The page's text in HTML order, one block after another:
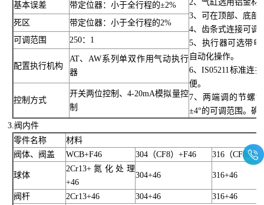
2、气缸选用铝金材
3、可在顶部、底部
4、齿条式连接可调
5、执行器可选带
自动化操作。
6、IS05211标准连
便。
7、两端调的节螺
±4°的可调范围。确
基本误差
带定位器：小于全行程的±2%
死区
带定位器：小于全行程的2%
可调范围
250：1
配置执行机构
AT、AW系列单双作用气动执行
器
控制方式
开关两位控制、4-20mA模拟量控
制
3.阀内件
零件名称
材料
阀体、阀盖
WCB+F46 304（CF8）+F46 316（CF8M）
球体
2Cr13+氮化处理
+46
304+46 316+46
阀杆 2Cr13+46 304+46
316+46